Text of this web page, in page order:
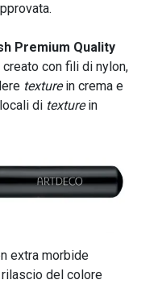
Premium Quality
con fili di nylon,
texturein crema e
di texturein
extra morbide
del colore